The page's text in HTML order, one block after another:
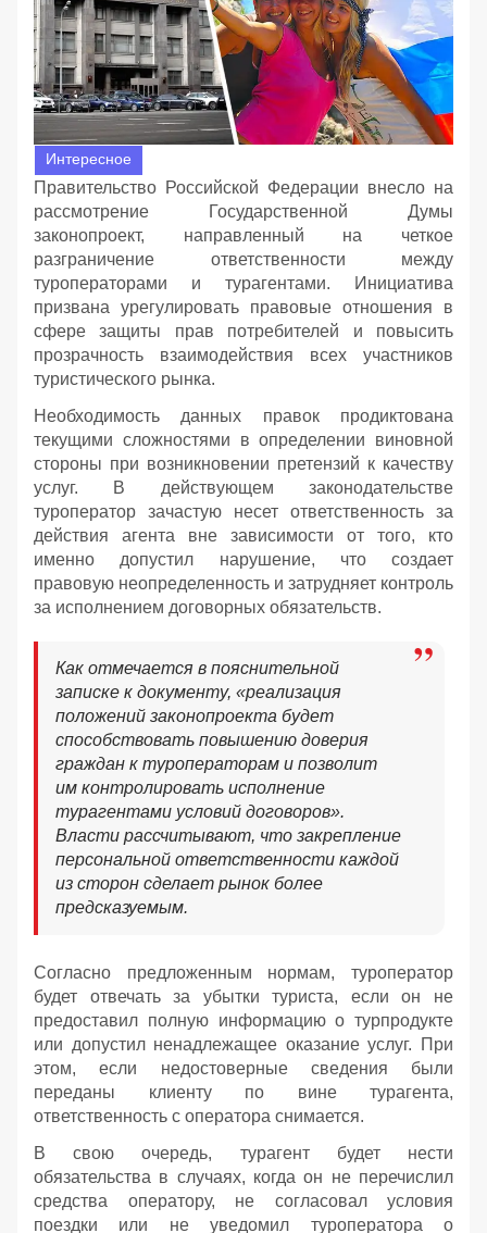
Интересное
Правительство Российской Федерации внесло на
рассмотрение Государственной Думы
законопроект, направленный на четкое
разграничение ответственности между
туроператорами и турагентами. Инициатива
призвана урегулировать правовые отношения в
сфере защиты прав потребителей и повысить
прозрачность взаимодействия всех участников
туристического рынка.
Необходимость данных правок продиктована
текущими сложностями в определении виновной
стороны при возникновении претензий к качеству
услуг. В действующем законодательстве
туроператор зачастую несет ответственность за
действия агента вне зависимости от того, кто
именно допустил нарушение, что создает
правовую неопределенность и затрудняет контроль
за исполнением договорных обязательств.
Как отмечается в пояснительной
записке к документу, «реализация
положений законопроекта будет
способствовать повышению доверия
граждан к туроператорам и позволит
им контролировать исполнение
турагентами условий договоров».
Власти рассчитывают, что закрепление
персональной ответственности каждой
из сторон сделает рынок более
предсказуемым.
Согласно предложенным нормам, туроператор
будет отвечать за убытки туриста, если он не
предоставил полную информацию о турпродукте
или допустил ненадлежащее оказание услуг. При
этом, если недостоверные сведения были
переданы клиенту по вине турагента,
ответственность с оператора снимается.
В свою очередь, турагент будет нести
обязательства в случаях, когда он не перечислил
средства оператору, не согласовал условия
поездки или не уведомил туроператора о